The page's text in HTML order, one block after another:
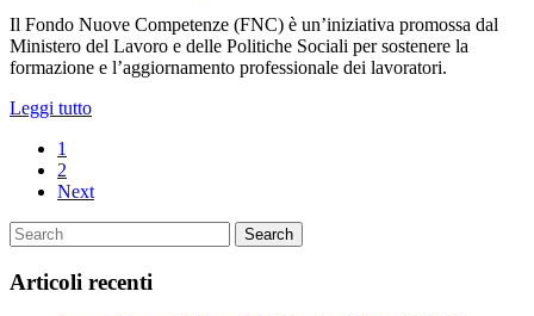
Il Fondo Nuove Competenze (FNC) è un’iniziativa promossa dal
Ministero del Lavoro e delle Politiche Sociali per sostenere la
formazione e l’aggiornamento professionale dei lavoratori.
Leggi tutto
1
2
Next
Search
Articoli recenti